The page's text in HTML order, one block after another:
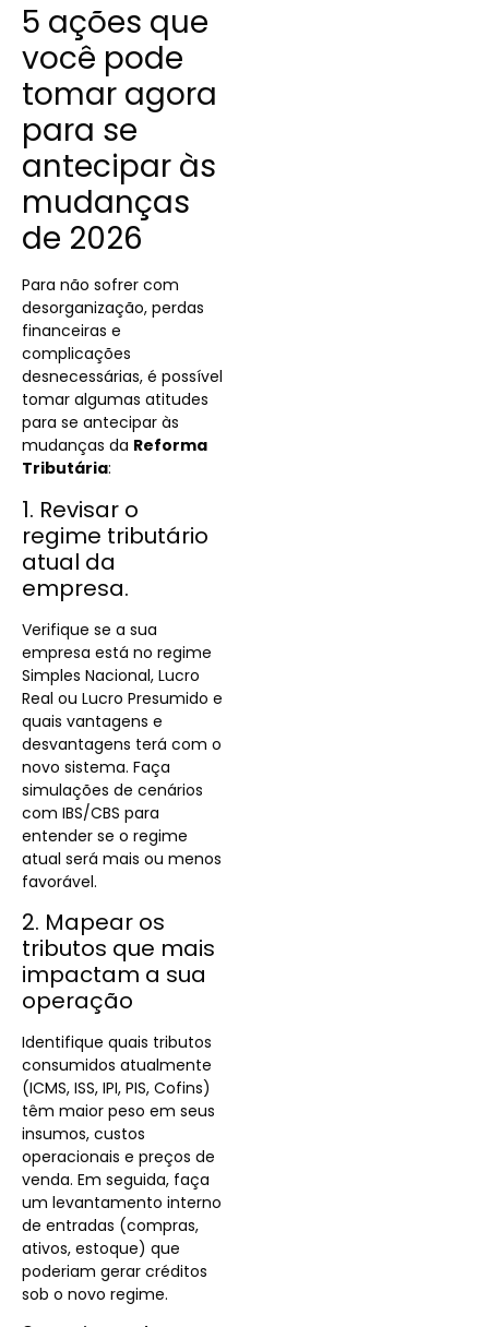
5 ações que
você pode
tomar agora
para se
antecipar às
mudanças
de 2026
Para não sofrer com
desorganização, perdas
financeiras e
complicações
desnecessárias, é possível
tomar algumas atitudes
para se antecipar às
mudanças da Reforma
Tributária:
1. Revisar o
regime tributário
atual da
empresa.
Verifique se a sua
empresa está no regime
Simples Nacional, Lucro
Real ou Lucro Presumido e
quais vantagens e
desvantagens terá com o
novo sistema. Faça
simulações de cenários
com IBS/CBS para
entender se o regime
atual será mais ou menos
favorável.
2. Mapear os
tributos que mais
impactam a sua
operação
Identifique quais tributos
consumidos atualmente
(ICMS, ISS, IPI, PIS, Cofins)
têm maior peso em seus
insumos, custos
operacionais e preços de
venda. Em seguida, faça
um levantamento interno
de entradas (compras,
ativos, estoque) que
poderiam gerar créditos
sob o novo regime.